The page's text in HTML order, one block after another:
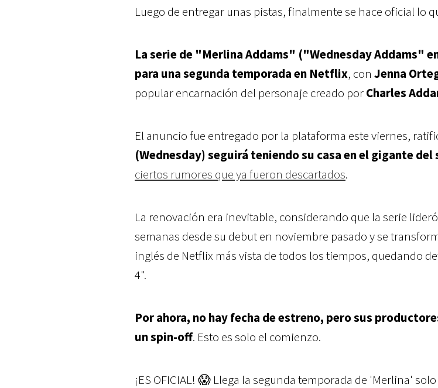
Luego de entregar unas pistas, finalmente se hace oficial lo
La serie de "Merlina Addams" ("Wednesday Addams"
para una segunda temporada en Netflix, con Jenna
popular encarnación del personaje creado porCharles
El anuncio fue entregado por la plataforma este viernes,
(Wednesday) seguirá teniendo su casa en el gigante
ciertos rumores que ya fueron descartados.
La renovación era inevitable, considerando que la serie
semanas desde su debut en noviembre pasado y se
inglés de Netflix más vista de todos los tiempos, quedando
4".
Por ahora, no hay fecha de estreno, pero sus
un spin-off. Esto es solo el comienzo.
¡ES OFICIAL! 😱 Llega la segunda temporada de 'Merlina'